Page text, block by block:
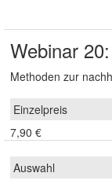
Webinar
Methoden zur
7,90 €